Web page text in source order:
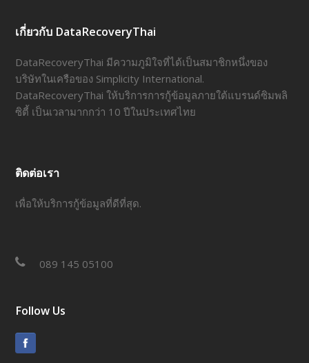
เกี่ยวกับ DataRecoveryThai
DataRecoveryThai มีความภูมิใจที่ได้เป็นสมาชิกหนึ่งของ
บริษัทในเครือของ Simplicity International.
DataRecoveryThai ให้บริการการกู้ข้อมูลภายใต้แบรนด์ซิมพลิ
ซิตี้ เป็นเวลามากกว่า 10 ปีในประเทศไทย
ติดต่อเรา
เพื่อให้บริการกู้ข้อมูลที่ดีที่สุด.
089 145 05100
Follow Us